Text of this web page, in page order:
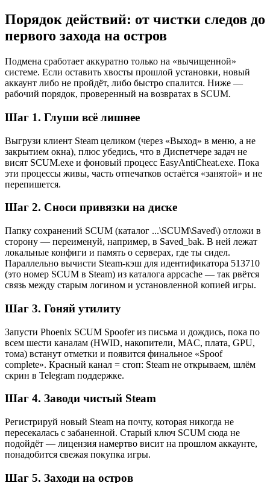
Порядок действий: от чистки следов до
первого захода на остров
Подмена сработает аккуратно только на «вычищенной»
системе. Если оставить хвосты прошлой установки, новый
аккаунт либо не пройдёт, либо быстро спалится. Ниже —
рабочий порядок, проверенный на возвратах в SCUM.
Шаг 1. Глуши всё лишнее
Выгрузи клиент Steam целиком (через «Выход» в меню, а не
закрытием окна), плюс убедись, что в Диспетчере задач не
висят SCUM.exe и фоновый процесс EasyAntiCheat.exe. Пока
эти процессы живы, часть отпечатков остаётся «занятой» и не
перепишется.
Шаг 2. Сноси привязки на диске
Папку сохранений SCUM (каталог ...\SCUM\Saved\) отложи в
сторону — переименуй, например, в Saved_bak. В ней лежат
локальные конфиги и память о серверах, где ты сидел.
Параллельно вычисти Steam-кэш для идентификатора 513710
(это номер SCUM в Steam) из каталога appcache — так рвётся
связь между старым логином и установленной копией игры.
Шаг 3. Гоняй утилиту
Запусти Phoenix SCUM Spoofer из письма и дождись, пока по
всем шести каналам (HWID, накопители, MAC, плата, GPU,
тома) встанут отметки и появится финальное «Spoof
complete». Красный канал = стоп: Steam не открываем, шлём
скрин в Telegram поддержке.
Шаг 4. Заводи чистый Steam
Регистрируй новый Steam на почту, которая никогда не
пересекалась с забаненной. Старый ключ SCUM сюда не
подойдёт — лицензия намертво висит на прошлом аккаунте,
понадобится свежая покупка игры.
Шаг 5. Заходи на остров